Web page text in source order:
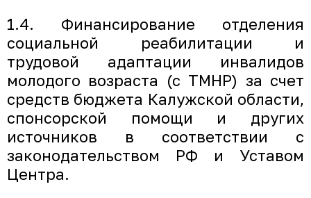
1.4. Финансирование отделения
социальной реабилитации и
трудовой адаптации инвалидов
молодого возраста (с ТМНР) за счет
средств бюджета Калужской области,
спонсорской помощи и других
источников в соответствии с
законодательством РФ и Уставом
Центра.